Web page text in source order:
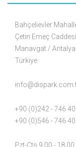
Bahçelievler
Çetin Emeç
Manavgat / Antalya
Türkiye
+90 (0)242 - 746 40
+90 (0)546 - 746 40
Pzt-Cts 9.00 - 18.00